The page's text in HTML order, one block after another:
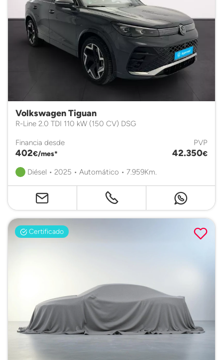
Volkswagen Tiguan
R-Line 2.0 TDI 110 kW (150 CV) DSG
Financia desde
402€/mes*
PVP
42.350€
Diésel • 2025 • Automático • 7.959Km.
Certificado